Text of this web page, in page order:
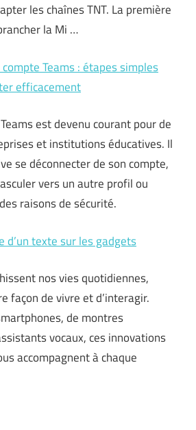
les chaînes TNT. La première
la Mi …
compte Teams : étapes simples
efficacement
est devenu courant pour de
et institutions éducatives. Il
se déconnecter de son compte,
vers un autre profil ou
raisons de sécurité.
d’un texte sur les gadgets
nos vies quotidiennes,
façon de vivre et d’interagir.
de montres
vocaux, ces innovations
accompagnent à chaque